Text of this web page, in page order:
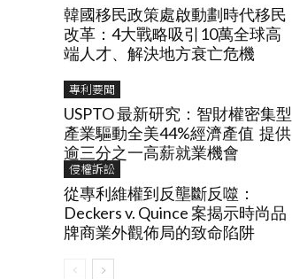
韓國移民政策處啟動劃時代移民
改革：4大戰略吸引10萬全球高
端人才、解決地方衰亡危機
專利要聞
USPTO 最新研究：智財權密集型
產業驅動全美44%經濟產值 提供
逾三分之一高薪就業機會
侵權訴訟
從專利維權到反壟斷反噬：
Deckers v. Quince 案揭示時尚品
牌商業外觀佈局的致命陷阱